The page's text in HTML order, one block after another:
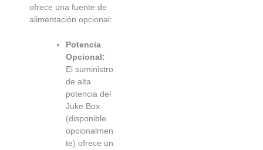
ofrece una fuente de
alimentación opcional:
Potencia
Opcional:
El suministro
de alta
potencia del
Juke Box
(disponible
opcionalmen
te) ofrece un